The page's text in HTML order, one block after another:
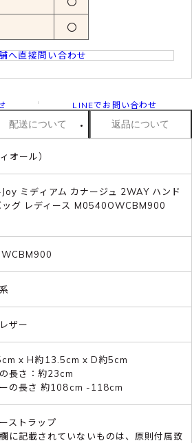
〇
へ直接問い合わせ
LINEでお問い合わせ
配送について 返品について
オール）
ミディアム カナージュ 2WAY ハンド
ッグ レディース M0540OWCBM900
ザー
x H約13.5cm x D約5cm
長さ：約23cm
の長さ 約108cm -118cm
ストラップ
に記載されていないものは、原則付属致